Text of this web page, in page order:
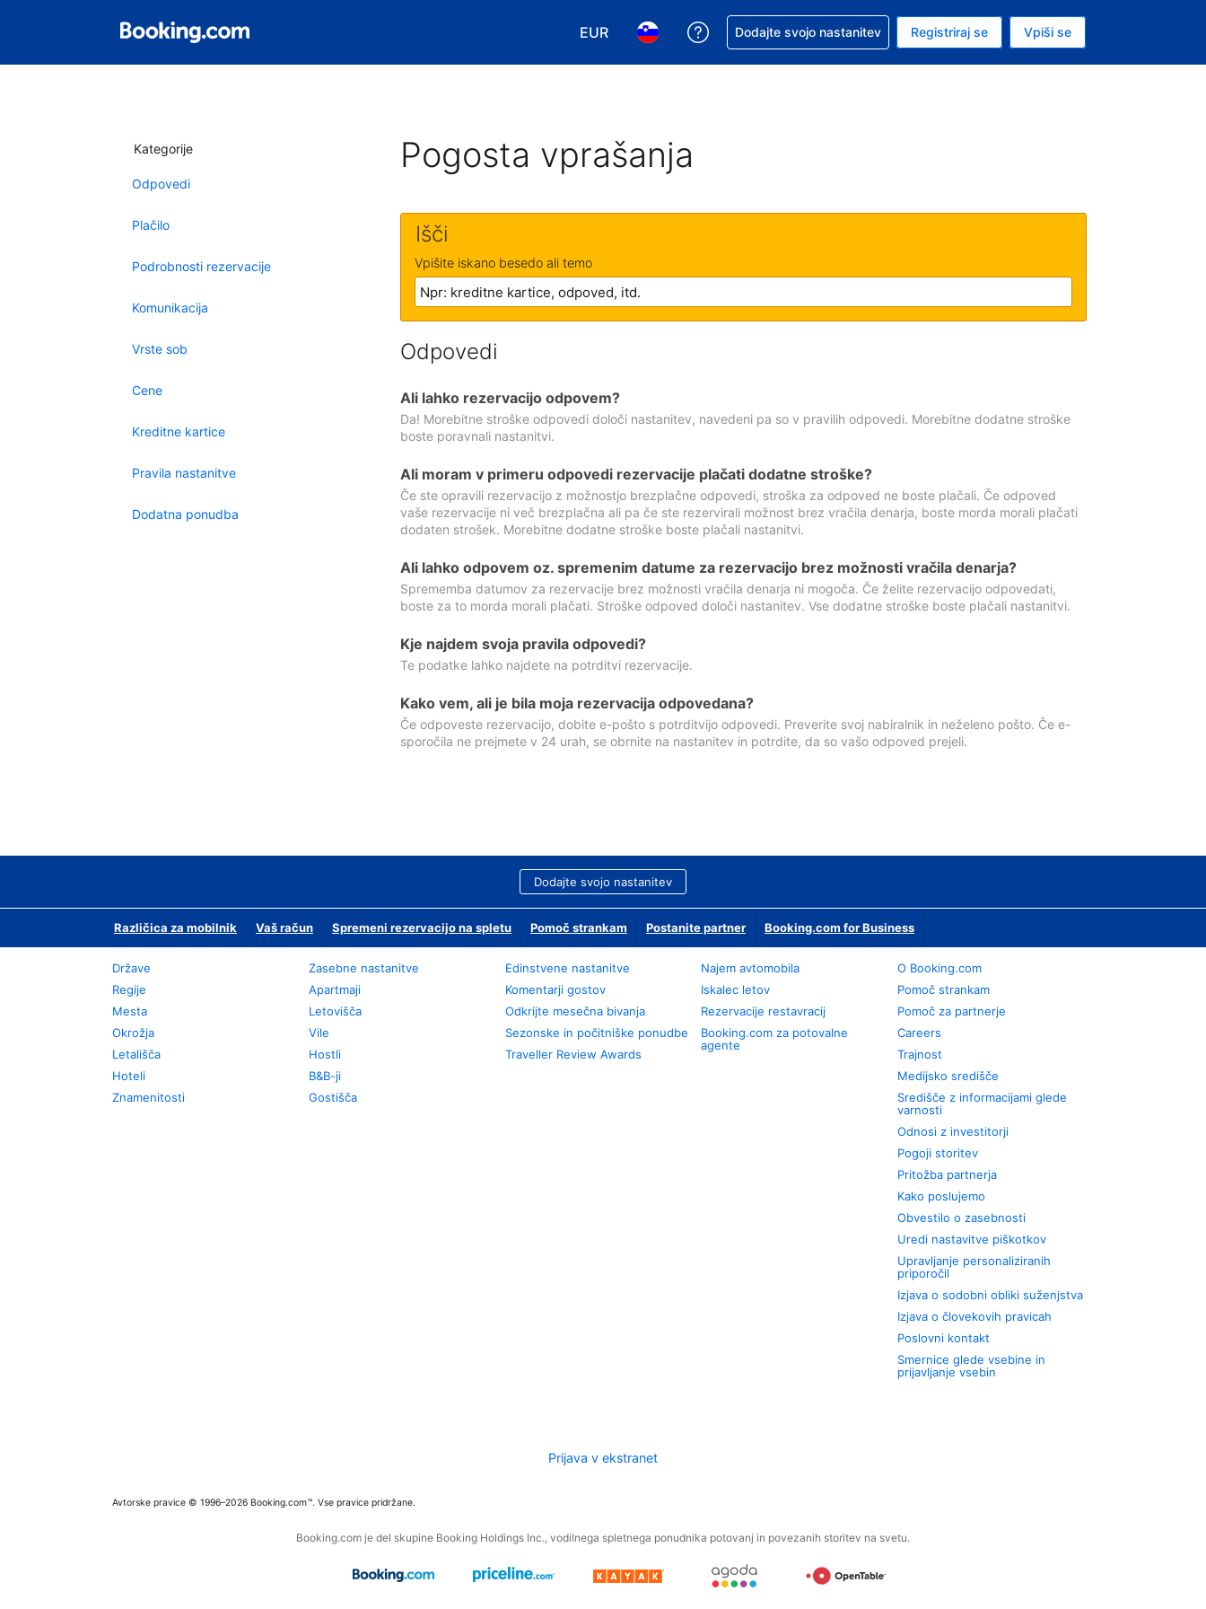
EUR
Izbira valute. Vaša trenutna valuta je evro
Izbira jezika. Vaš trenutni jezik je Slovenščini
Zaprosite za pomoč pri rezervaciji
Dodajte svojo nastanitev Registriraj se Vpiši se
Kategorije
Odpovedi
Plačilo
Podrobnosti rezervacije
Komunikacija
Vrste sob
Cene
Kreditne kartice
Pravila nastanitve
Dodatna ponudba
Pogosta vprašanja
Išči
Vpišite iskano besedo ali temo
Odpovedi
Ali lahko rezervacijo odpovem?
Da! Morebitne stroške odpovedi določi nastanitev, navedeni pa so v pravilih odpovedi. Morebitne dodatne stroške
boste poravnali nastanitvi.
Ali moram v primeru odpovedi rezervacije plačati dodatne stroške?
Če ste opravili rezervacijo z možnostjo brezplačne odpovedi, stroška za odpoved ne boste plačali. Če odpoved
vaše rezervacije ni več brezplačna ali pa če ste rezervirali možnost brez vračila denarja, boste morda morali plačati
dodaten strošek. Morebitne dodatne stroške boste plačali nastanitvi.
Ali lahko odpovem oz. spremenim datume za rezervacijo brez možnosti vračila denarja?
Sprememba datumov za rezervacije brez možnosti vračila denarja ni mogoča. Če želite rezervacijo odpovedati,
boste za to morda morali plačati. Stroške odpoved določi nastanitev. Vse dodatne stroške boste plačali nastanitvi.
Kje najdem svoja pravila odpovedi?
Te podatke lahko najdete na potrditvi rezervacije.
Kako vem, ali je bila moja rezervacija odpovedana?
Če odpoveste rezervacijo, dobite e-pošto s potrditvijo odpovedi. Preverite svoj nabiralnik in neželeno pošto. Če e-
sporočila ne prejmete v 24 urah, se obrnite na nastanitev in potrdite, da so vašo odpoved prejeli.
Dodajte svojo nastanitev
Različica za mobilnik Vaš račun Spremeni rezervacijo na spletu Pomoč strankam Postanite partner Booking.com for Business
Države
Regije
Mesta
Okrožja
Letališča
Hoteli
Znamenitosti
Zasebne nastanitve
Apartmaji
Letovišča
Vile
Hostli
B&B-ji
Gostišča
Edinstvene nastanitve
Komentarji gostov
Odkrijte mesečna bivanja
Sezonske in počitniške ponudbe
Traveller Review Awards
Najem avtomobila
Iskalec letov
Rezervacije restavracij
Booking.com za potovalne
agente
O Booking.com
Pomoč strankam
Pomoč za partnerje
Careers
Trajnost
Medijsko središče
Središče z informacijami glede
varnosti
Odnosi z investitorji
Pogoji storitev
Pritožba partnerja
Kako poslujemo
Obvestilo o zasebnosti
Uredi nastavitve piškotkov
Upravljanje personaliziranih
priporočil
Izjava o sodobni obliki suženjstva
Izjava o človekovih pravicah
Poslovni kontakt
Smernice glede vsebine in
prijavljanje vsebin
Prijava v ekstranet
Avtorske pravice © 1996–2026 Booking.com™. Vse pravice pridržane.
Booking.com je del skupine Booking Holdings Inc., vodilnega spletnega ponudnika potovanj in povezanih storitev na svetu.